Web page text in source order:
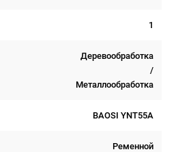
1
Деревообработка
/
Металлообработка
BAOSI YNT55A
Ременной